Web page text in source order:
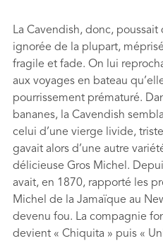
La Cavendish, donc, poussait
ignorée de la plupart,
fragile et fade. On lui
aux voyages en bateau
pourrissement prématuré.
bananes, la Cavendish
celui d’une vierge livide,
gavait alors d’une autre
délicieuse Gros Michel.
avait, en 1870, rapporté les
Michel de la Jamaïque au
devenu fou. La compagnie
devient « Chiquita » puis «